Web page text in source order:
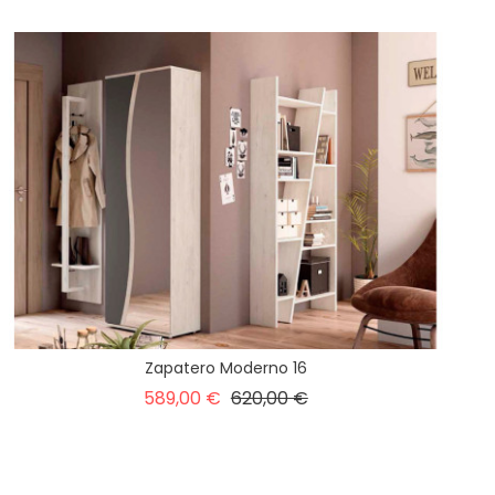
Zapatero Moderno 16
589,00 € Precio
620,00 €Precio